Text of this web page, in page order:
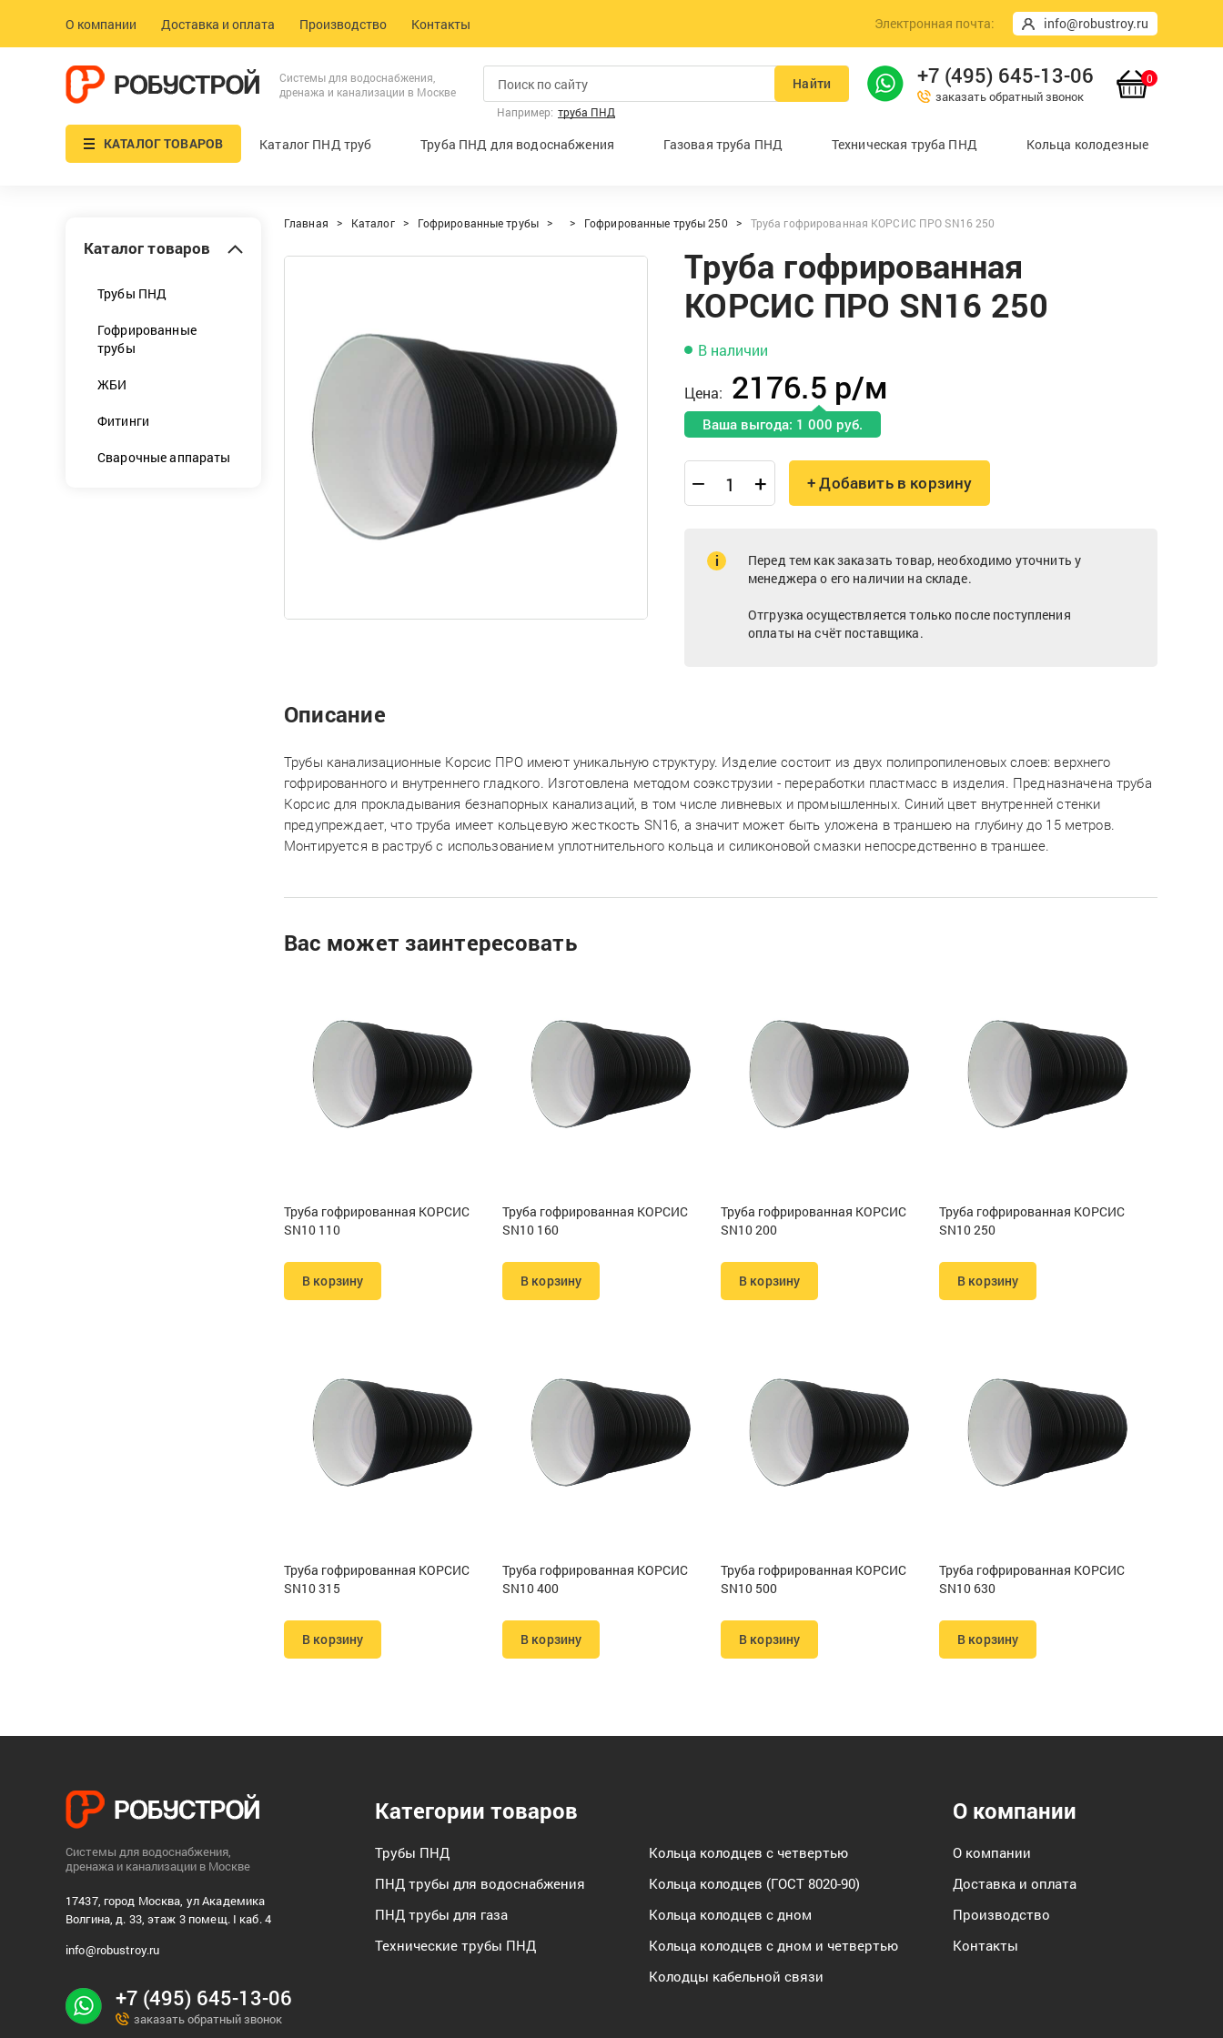
О компании Доставка и оплата Производство Контакты Электронная почта: info@robustroy.ru
Системы для водоснабжения,
дренажа и канализации в Москве
Найти
Например: труба ПНД
+7 (495) 645-13-06
заказать обратный звонок
0
КАТАЛОГ ТОВАРОВ Каталог ПНД труб Труба ПНД для водоснабжения Газовая труба ПНД Техническая труба ПНД Кольца колодезные
Каталог товаров
Трубы ПНД
Гофрированные
трубы
ЖБИ
Фитинги
Сварочные аппараты
Главная Каталог Гофрированные трубы Гофрированные трубы 250 Труба гофрированная КОРСИС ПРО SN16 250
Труба гофрированная
КОРСИС ПРО SN16 250
В наличии
Цена: 2176.5 р/м
Ваша выгода: 1 000 руб.
– + + Добавить в корзину
Перед тем как заказать товар, необходимо уточнить у
менеджера о его наличии на складе.
Отгрузка осуществляется только после поступления
оплаты на счёт поставщика.
Описание
Трубы канализационные Корсис ПРО имеют уникальную структуру. Изделие состоит из двух полипропиленовых слоев: верхнего
гофрированного и внутреннего гладкого. Изготовлена методом cоэкструзии - переработки пластмасс в изделия. Предназначена труба
Корсис для прокладывания безнапорных канализаций, в том числе ливневых и промышленных. Синий цвет внутренней стенки
предупреждает, что труба имеет кольцевую жесткость SN16, а значит может быть уложена в траншею на глубину до 15 метров.
Монтируется в раструб с использованием уплотнительного кольца и силиконовой смазки непосредственно в траншее.
Вас может заинтересовать
Труба гофрированная КОРСИС
SN10 110
В корзину
Труба гофрированная КОРСИС
SN10 160
В корзину
Труба гофрированная КОРСИС
SN10 200
В корзину
Труба гофрированная КОРСИС
SN10 250
В корзину
Труба гофрированная КОРСИС
SN10 315
В корзину
Труба гофрированная КОРСИС
SN10 400
В корзину
Труба гофрированная КОРСИС
SN10 500
В корзину
Труба гофрированная КОРСИС
SN10 630
В корзину
Системы для водоснабжения,
дренажа и канализации в Москве
17437, город Москва, ул Академика
Волгина, д. 33, этаж 3 помещ. I каб. 4
info@robustroy.ru
+7 (495) 645-13-06
заказать обратный звонок
Категории товаров
Трубы ПНД
ПНД трубы для водоснабжения
ПНД трубы для газа
Технические трубы ПНД
Кольца колодцев с четвертью
Кольца колодцев (ГОСТ 8020-90)
Кольца колодцев с дном
Кольца колодцев с дном и четвертью
Колодцы кабельной связи
О компании
О компании
Доставка и оплата
Производство
Контакты